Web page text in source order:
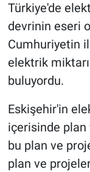
Türkiye'de
devrinin eseri
Cumhuriyetin
elektrik
buluyordu.
Eskişehir'in
içerisinde plan
bu plan ve
plan ve